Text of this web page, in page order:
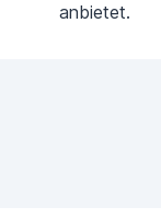
anbietet.